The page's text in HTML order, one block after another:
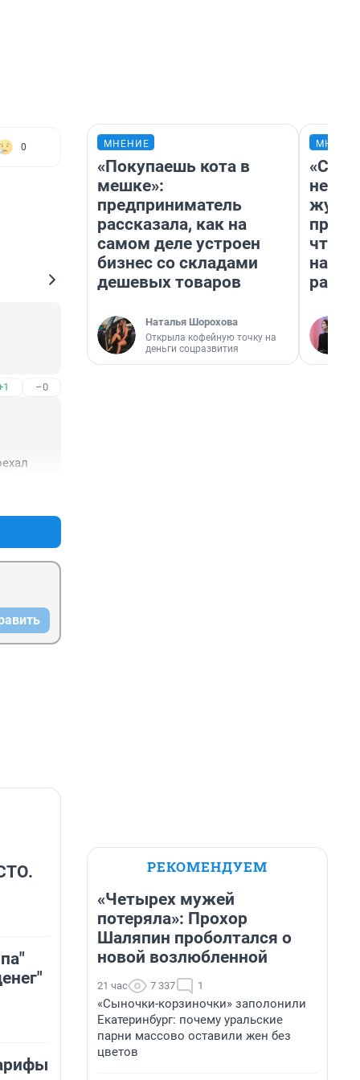
0
–0
МНЕНИЕ
«Покупаешь кота в
мешке»:
предприниматель
рассказала, как на
самом деле устроен
бизнес со складами
дешевых товаров
Наталья Шорохова
Открыла кофейную точку на
деньги соцразвития
на
ради
РЕКОМЕНДУЕМ
«Четырех мужей
потеряла»: Прохор
Шаляпин проболтался о
новой возлюбленной
21 час 7 337 1
«Сыночки-корзиночки» заполонили
Екатеринбург: почему уральские
парни массово оставили жен без
цветов